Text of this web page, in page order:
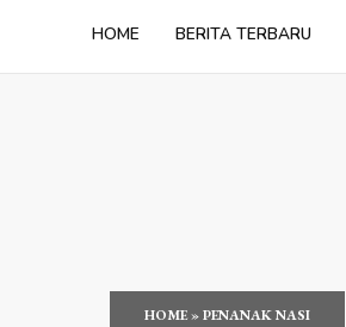
HOME BERITA TERBARU
HOME»PENANAK NASI